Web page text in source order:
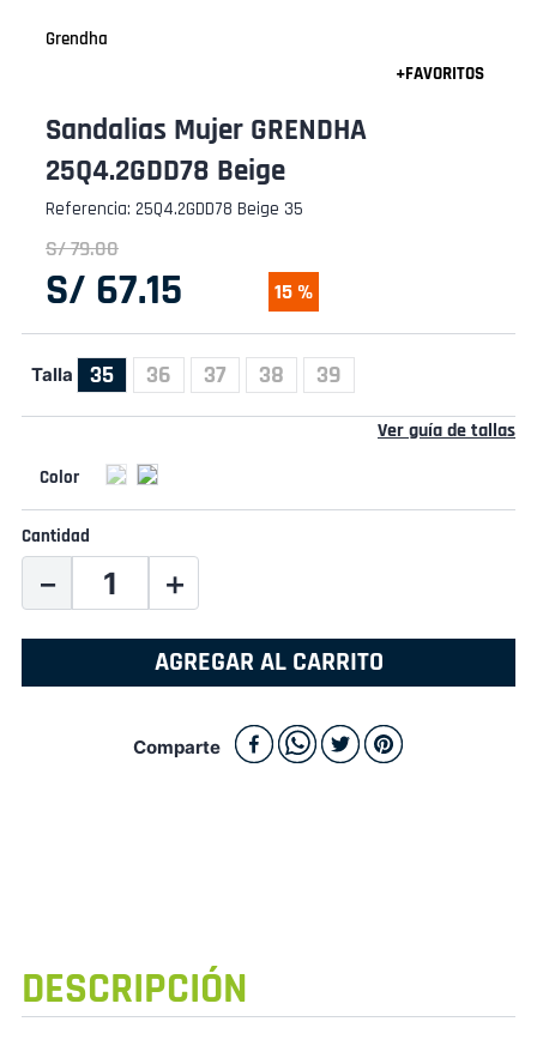
Grendha
Sandalias Mujer GRENDHA
25Q4.2GDD78 Beige
Referencia: 25Q4.2GDD78 Beige 35
S/79.00
S/ 67.15 15 %
Talla 35 36 37 38 39
Ver guía de tallas
Cantidad
＋
－
AGREGAR AL CARRITO
Comparte
DESCRIPCIÓN